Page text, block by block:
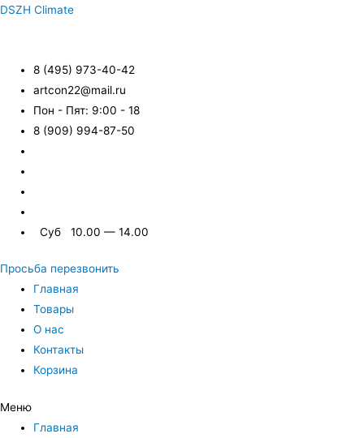
DSZH Climate
8 (495) 973-40-42
artcon22@mail.ru
Пон - Пят: 9:00 - 18
8 (909) 994-87-50
Суб 10.00 — 14.00
Просьба перезвонить
Главная
Товары
О нас
Контакты
Корзина
Меню
Главная